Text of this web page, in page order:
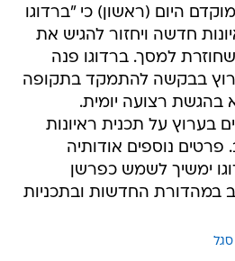
יותר מוקדם היום (ראשון) כי "ברדוגו
חדשה ויחזור להגיש את
למסך. ברדוגו פנה
בבקשה להתמקד בתקופה
בהגשת רצועה יומית.
בערוץ על תכנית ראיונות
נוספים אודותיה
ימשיך לשמש כפרשן
במהדורת החדשות ובתכניות